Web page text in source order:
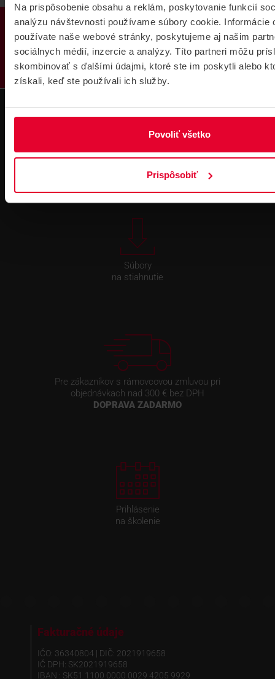
Na prispôsobenie obsahu a reklám, poskytovanie funkcií
analýzu návštevnosti používame súbory cookie. Informácie
používate naše webové stránky, poskytujeme aj našim
sociálnych médií, inzercie a analýzy. Títo partneri môžu
skombinovať s ďalšími údajmi, ktoré ste im poskytli alebo
získali, keď ste používali ich služby.
Povoliť všetko
Prispôsobiť
PRODUKTY
podpora 24/7
TeamViewer
Súbory
na stiahnutie
Pre zákazníkov s rámovcovou zmluvou pri
objednávkach nad 300 € bez DPH
DOPRAVA ZADARMO
Prihlásenie
na školenie
Fakturačné údaje
IČO: 36340804 | DIČ: 2021919658
IČ DPH: SK2021919658
IBAN : SK51 1100 0000 0029 4205 9929